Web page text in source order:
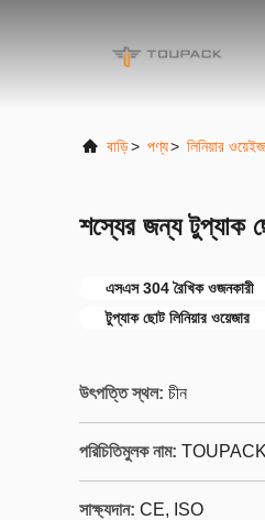
বাড়ি> পণ্য> লিনিয়ার
শস্যের জন্য
এসএস 304 রৈখিক ওজনকারী
টুপ্যাক ছোট লিনিয়ার ওয়েজার
উৎপত্তি স্থল: চীন
পরিচিতিমুলক নাম: TOUPACK
সাক্ষ্যদান: CE, ISO